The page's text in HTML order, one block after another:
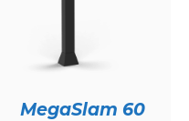
MegaSlam 60